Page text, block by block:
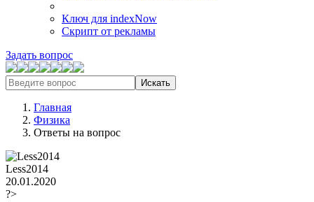
Ключ для indexNow
Скрипт от рекламы
Задать вопрос
Искать
Главная
Физика
Ответы на вопрос
Less2014
20.01.2020
?>